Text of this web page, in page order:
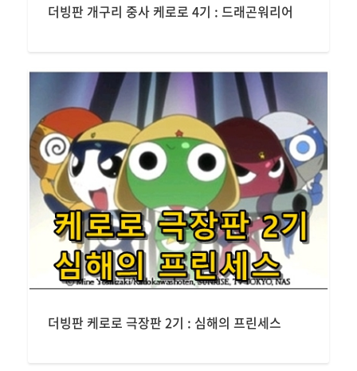
더빙판 개구리 중사 케로로 4기 : 드래곤워리어
더빙판 케로로 극장판 2기 : 심해의 프린세스